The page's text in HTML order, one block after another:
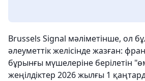
Brussels Signal мәліметінше, ол
әлеуметтік желісінде жазған:
бұрынғы мүшелеріне берілетін
жеңілдіктер 2026 жылғы 1